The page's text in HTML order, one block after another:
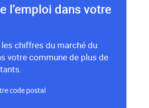
l’emploi dans votre
les chiffres du marché du
votre commune de plus de
code postal